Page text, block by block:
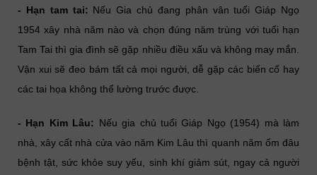
- Hạn tam tai: Nếu Gia chủ đang phân vân tuổi Giáp Ngọ
1954 xây nhà năm nào và chọn đúng năm trùng với tuổi hạn
Tam Tai thì gia đình sẽ gặp nhiều điều xấu và không may mắn.
Vận xui sẽ đeo bám tất cả mọi người, dễ gặp các biến cố hay
các tai họa không thể lường trước được.
- Hạn Kim Lâu: Nếu gia chủ tuổi Giáp Ngọ (1954) mà làm
nhà, xây cất nhà cửa vào năm Kim Lâu thì quanh năm ốm đâu
bệnh tật, sức khỏe suy yếu, sinh khí giảm sút, ngay cả người